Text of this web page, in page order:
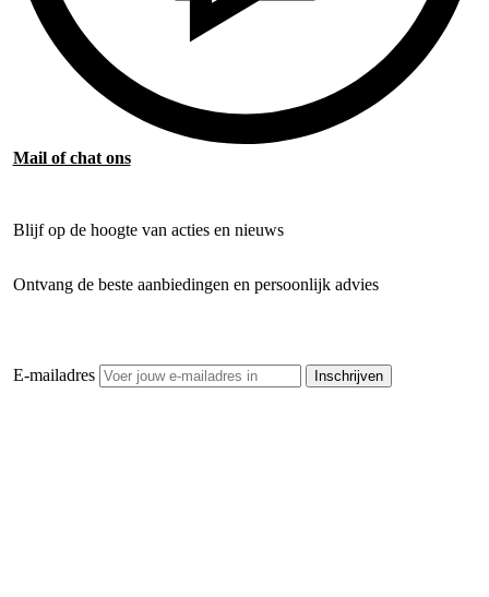
Mail of chat ons
Blijf op de hoogte van acties en nieuws
Ontvang de beste aanbiedingen en persoonlijk advies
E-mailadres Inschrijven